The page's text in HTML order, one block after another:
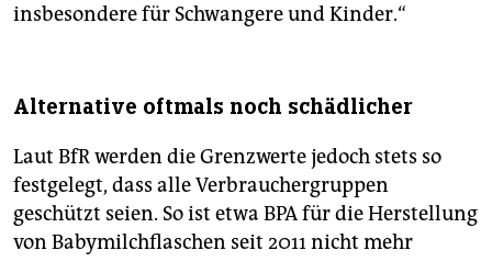
insbesondere für Schwangere und Kinder.“
Alternative oftmals noch schädlicher
Laut BfR werden die Grenzwerte jedoch stets so
festgelegt, dass alle Verbrauchergruppen
geschützt seien. So ist etwa BPA für die Herstellung
von Babymilchflaschen seit 2011 nicht mehr